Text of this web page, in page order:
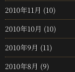
2010年11月 (10)
2010年10月 (10)
2010年9月 (11)
2010年8月 (9)